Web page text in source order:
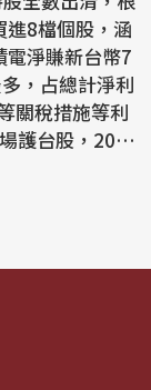
進8檔個股，涵
電淨賺新台幣7
，占總計淨利
護台股，202